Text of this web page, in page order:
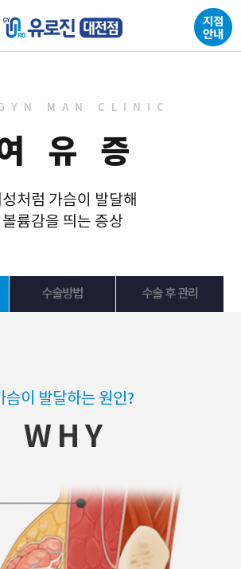
MAN CLINIC
유 증
처럼 가슴이 발달해
볼륨감을 띄는 증상
수술방법 수술 후 관리
슴이 발달하는 원인?
W H Y